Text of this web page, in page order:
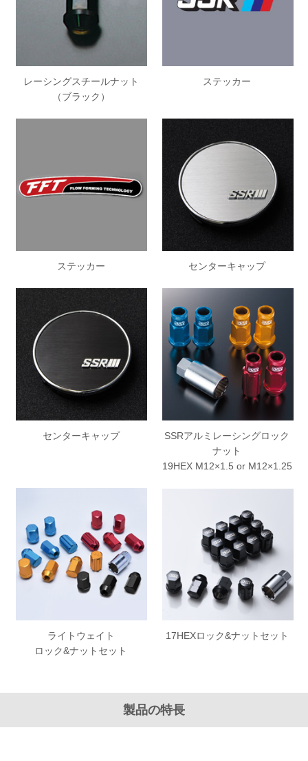
レーシングスチールナット
（ブラック）
ステッカー
ステッカー センターキャップ
センターキャップ
SSRアルミレーシングロック
ナット
19HEX M12×1.5 or M12×1.25
ライトウェイト
ロック&ナットセット
17HEXロック&ナットセット
製品の特長